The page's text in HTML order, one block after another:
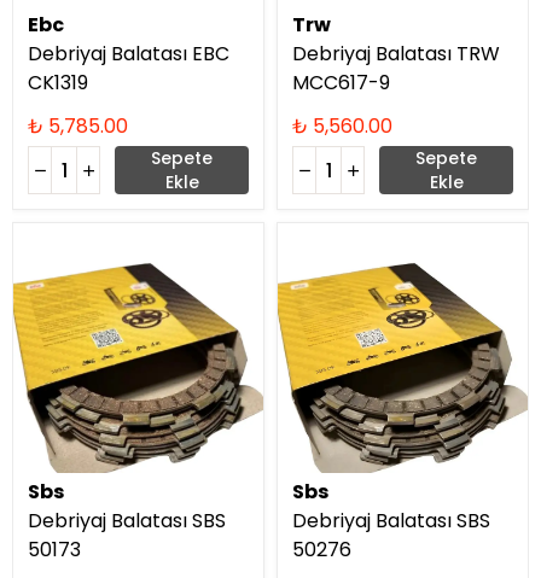
Ebc
Debriyaj Balatası EBC
CK1319
₺ 5,785.00
Sepete
Ekle
Trw
Debriyaj Balatası TRW
MCC617-9
₺ 5,560.00
Sepete
Ekle
Sbs
Debriyaj Balatası SBS
50173
Sbs
Debriyaj Balatası SBS
50276